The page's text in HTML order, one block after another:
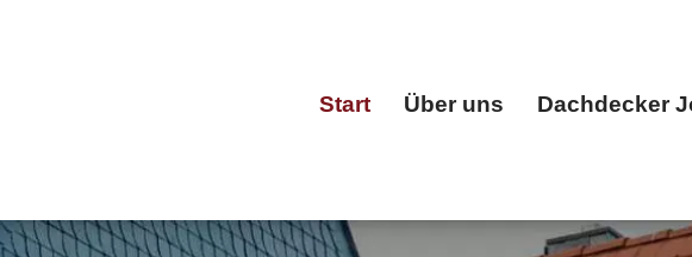
Start Über uns Dachdecker
als auch ✓Dachfenster, Dacheindeckung, Dachgauben, Dachstuhl.